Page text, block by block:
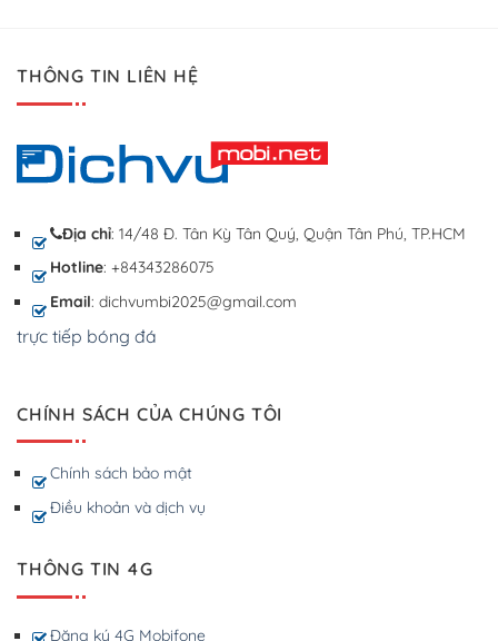
THÔNG TIN LIÊN HỆ
Địa chỉ: 14/48 Đ. Tân Kỳ Tân Quý, Quận Tân Phú, TP.HCM
Hotline: +84343286075
Email: dichvumbi2025@gmail.com
trực tiếp bóng đá
CHÍNH SÁCH CỦA CHÚNG TÔI
Chính sách bảo mật
Điều khoản và dịch vụ
THÔNG TIN 4G
Đăng ký 4G Mobifone